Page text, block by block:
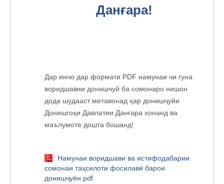
Данғара!
Дар инчо дар формати PDF намунаи чи гуна
воридшавии донишчуй ба сомонаро нишон
дода шудааст метавонад ҳар донишҷуйи
Донишгоҳи Давлатии Данғара хонанд ва
маълумоте дошта бошанд!
Намунаи воридшави ва истифодабарии
сомонаи таҳсилоти фосилавӣ барои
донишҷуён.pdf